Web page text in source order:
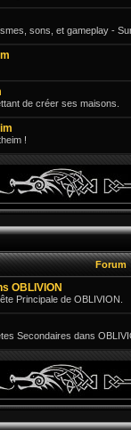
sons, et gameplay -
de créer ses maisons.
!
Forum
OBLIVION
Principale de OBLIVION.
Secondaires dans